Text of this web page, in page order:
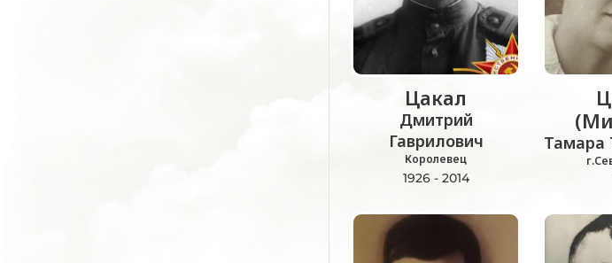
Цакал
Дмитрий
Гаврилович
Королевец
1926 - 2014
Тамара